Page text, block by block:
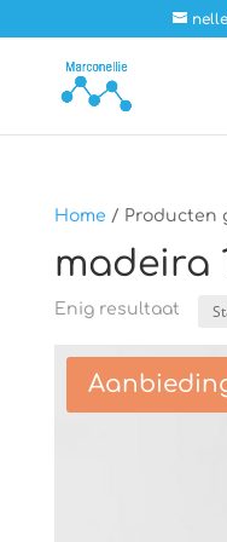
Home / Producten
madeira
Enig resultaat